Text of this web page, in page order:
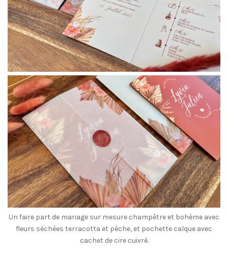
Un faire part de mariage sur mesure champêtre et bohème avec
fleurs séchées terracotta et pèche, et pochette calque avec
cachet de cire cuivré.